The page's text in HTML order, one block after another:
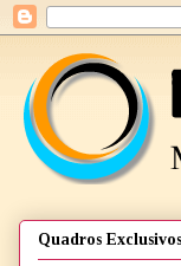
Quadros Exclusivos